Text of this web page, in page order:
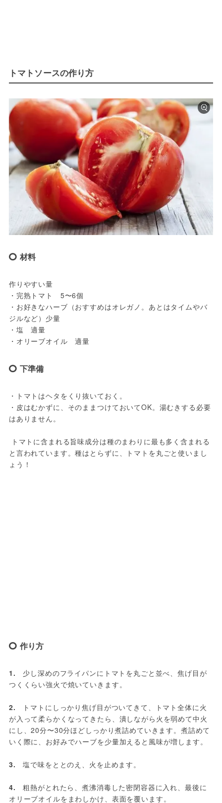
トマトソースの作り方
材料
作りやすい量
・完熟トマト　5〜6個
・お好きなハーブ（おすすめはオレガノ。あとはタイムやバ
ジルなど）少量
・塩　適量
下準備
・トマトはヘタをくり抜いておく。
・皮はむかずに、そのままつけておいてOK。湯むきする必要
はありません。
と言われています。種はとらずに、トマトを丸ごと使いまし
ょう！
作り方
1. 少し深めのフライパンにトマトを丸ごと並べ、焦げ目が
つくくらい強火で焼いていきます。
2. トマトにしっかり焦げ目がついてきて、トマト全体に火
が入って柔らかくなってきたら、潰しながら火を弱めて中火
にし、20分〜30分ほどしっかり煮詰めていきます。煮詰めて
いく際に、お好みでハーブを少量加えると風味が増します。
3. 塩で味をととのえ、火を止めます。
4. 粗熱がとれたら、煮沸消毒した密閉容器に入れ、最後に
オリーブオイルをまわしかけ、表面を覆います。